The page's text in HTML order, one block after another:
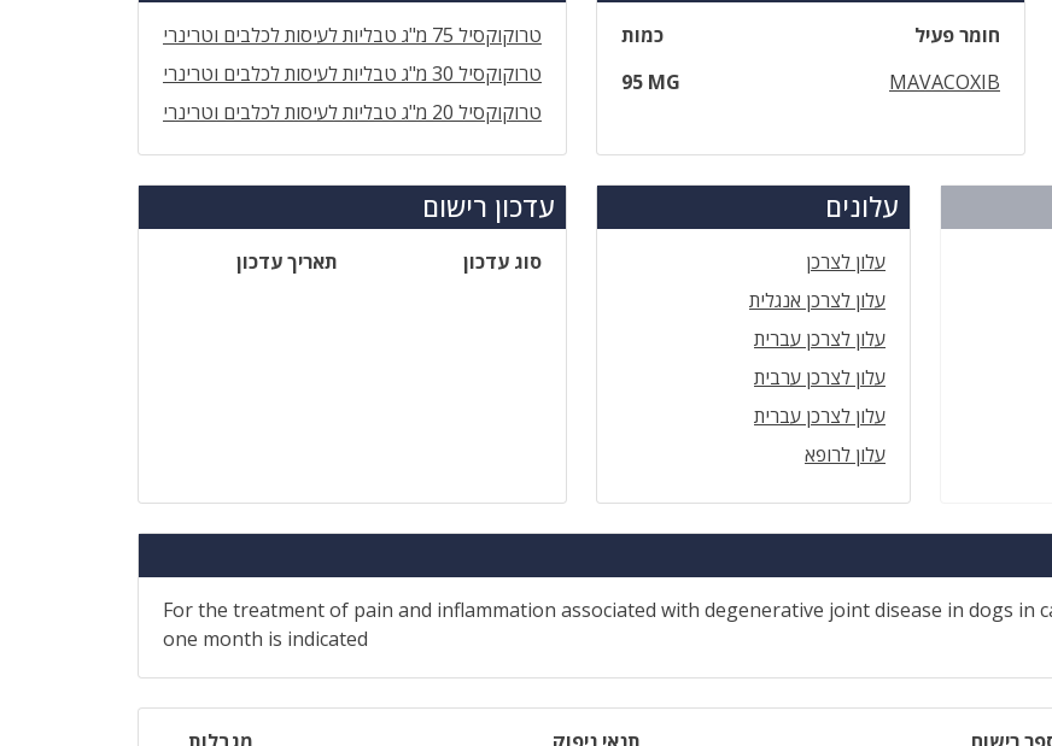
חומר פעיל
כמות
MAVACOXIB
95 MG
טרוקוקסיל 75 מ"ג טבליות לעיסות לכלבים וטרינרי
טרוקוקסיל 30 מ"ג טבליות לעיסות לכלבים וטרינרי
טרוקוקסיל 20 מ"ג טבליות לעיסות לכלבים וטרינרי
עלונים
עלון לצרכן
עלון לצרכן אנגלית
עלון לצרכן עברית
עלון לצרכן ערבית
עלון לצרכן עברית
עלון לרופא
עדכון רישום
סוג עדכון תאריך עדכון
For the treatment of pain and inflammation associated with degenerative joint disease in dogs in
one month is indicated